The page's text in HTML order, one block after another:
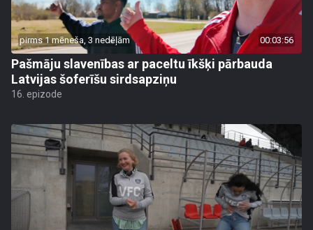
pirms 1 mēneša, 3 nedēļām 00:03:56
Pašmāju slavenības ar paceltu īkšķi pārbauda
Latvijas šoferīšu sirdsapziņu
16. epizode